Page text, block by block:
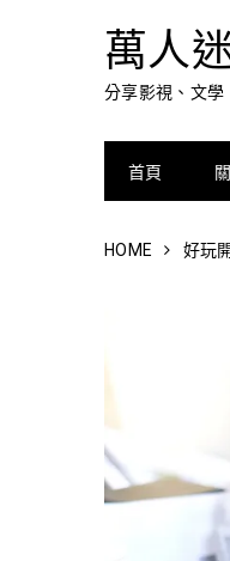
萬人
分享影視、文學
首頁
HOME 好玩